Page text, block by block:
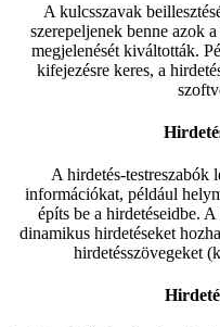
A kulcsszavak
szerepeljenek benne azok
megjelenését kiváltották.
kifejezésre keres, a
A hirdetés-testreszabók
információkat, például
építs be a hirdetéseidbe.
dinamikus hirdetéseket
hirdetésszövegeket